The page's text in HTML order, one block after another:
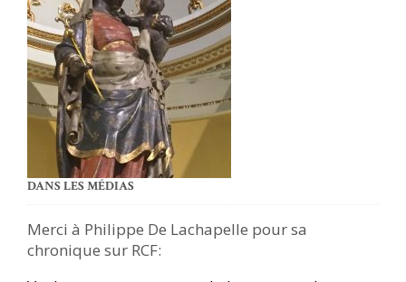
DANS LES MÉDIAS
Merci à Philippe De Lachapelle pour sa
chronique sur RCF: